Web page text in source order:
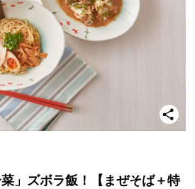
」ズボラ飯！【まぜそば＋特